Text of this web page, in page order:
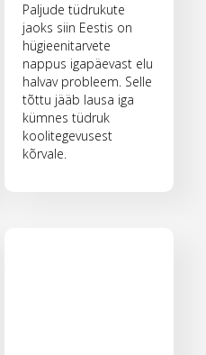
Paljude tüdrukute
jaoks siin Eestis on
hügieenitarvete
nappus igapäevast elu
halvav probleem. Selle
tõttu jääb lausa iga
kümnes tüdruk
koolitegevusest
kõrvale.